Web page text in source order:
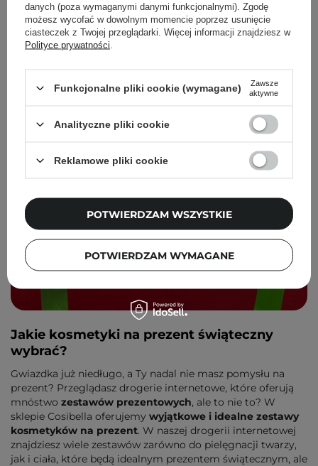
Jakie kosmetyki na prezent świąteczny
wybrać?
Gwiazdka już niedługo, a Ty nadal nie masz pomysłu na
prezent? Przeglądasz drogerie internetowe, które oferują
mnóstwo zestawów prezentowych, ale to nie to? W
sklepie Cosibella oferujemy wyjątkowe i idealne zestawy
kosmetyków na prezent. W naszej drogerii internetowej
znajdziesz wiele zestawów zarówno do pielęgnacji twarzy,
jak i ciała, które będą idealnym prezentem świątecznym, ale
danych (poza wymaganymi danymi funkcjonalnymi). Zgodę
możesz wycofać w dowolnym momencie poprzez usunięcie
ciasteczek z Twojej przeglądarki. Więcej informacji znajdziesz w
Polityce prywatności
Funkcjonalne pliki cookie (wymagane)
Zawsze
aktywne
Analityczne pliki cookie
Reklamowe pliki cookie
POTWIERDZAM WYMAGANE
POTWIERDZAM WSZYSTKIE